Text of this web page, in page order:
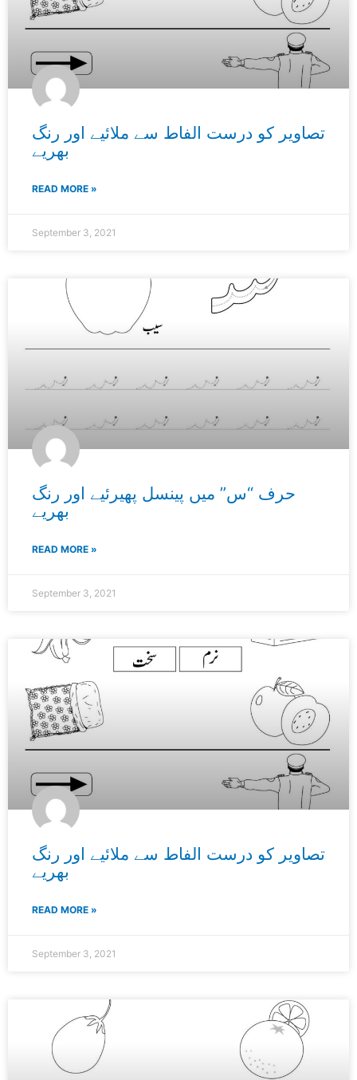
تصاویر کو درست الفاط سے ملائیے اور رنگ
بھریے
READ MORE »
September 3, 2021
حرف “س” میں پینسل پھیرئیے اور رنگ
بھریے
READ MORE »
September 3, 2021
تصاویر کو درست الفاط سے ملائیے اور رنگ
بھریے
READ MORE »
September 3, 2021